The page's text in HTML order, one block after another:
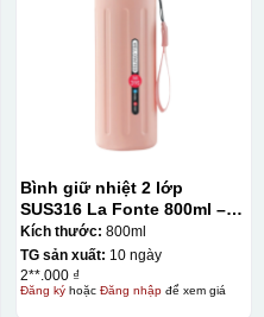
Bình giữ nhiệt 2 lớp
SUS316 La Fonte 800ml –
012720
Kích thước: 800ml
TG sản xuất: 10 ngày
2**.000 ₫
Đăng kýhoặc Đăng nhậpđể xem giá